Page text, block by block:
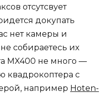
отсутсвует
докупать
нет камеры и
собираетесь их
MX400 не много —
квадрокоптера с
например Hoten-